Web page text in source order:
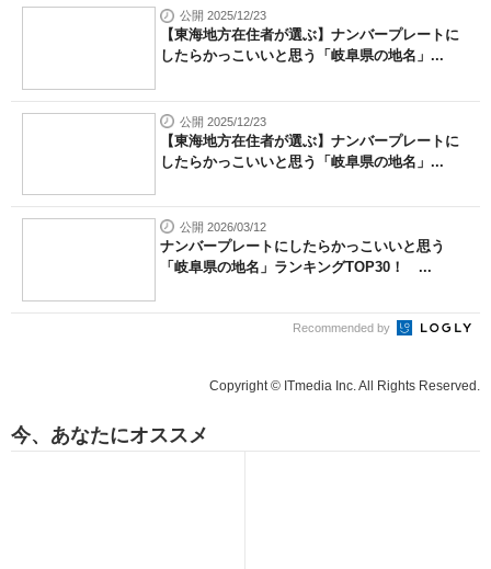
公開 2025/12/23
【東海地方在住者が選ぶ】ナンバープレートに
したらかっこいいと思う「岐阜県の地名」...
公開 2025/12/23
【東海地方在住者が選ぶ】ナンバープレートに
したらかっこいいと思う「岐阜県の地名」...
公開 2026/03/12
ナンバープレートにしたらかっこいいと思う
「岐阜県の地名」ランキングTOP30！ ...
Recommended by
Copyright © ITmedia Inc. All Rights Reserved.
今、あなたにオススメ